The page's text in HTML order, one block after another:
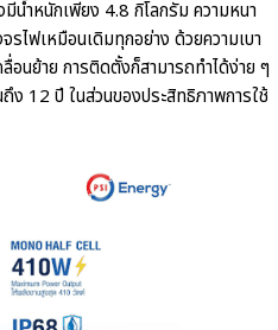
ำหนักเพียง 4.8 กิโลกรัม ความหนา
ไฟเหมือนเดิมทุกอย่าง ด้วยความเบา
อนย้าย การติดตั้งก็สามารถทำได้ง่าย ๆ
ง 12 ปี ในส่วนของประสิทธิภาพการใช้